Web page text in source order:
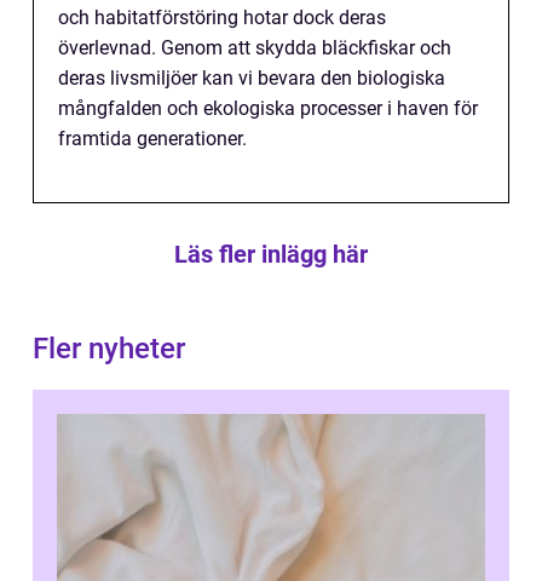
och habitatförstöring hotar dock deras
överlevnad. Genom att skydda bläckfiskar och
deras livsmiljöer kan vi bevara den biologiska
mångfalden och ekologiska processer i haven för
framtida generationer.
Läs fler inlägg här
Fler nyheter